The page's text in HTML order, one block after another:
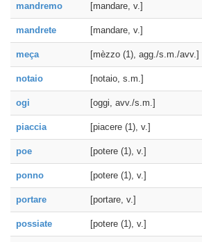
mandremo [mandare, v.]
mandrete [mandare, v.]
meça [mèzzo (1), agg./s.m./avv.]
notaio [notaio, s.m.]
ogi [oggi, avv./s.m.]
piaccia [piacere (1), v.]
poe [potere (1), v.]
ponno [potere (1), v.]
portare [portare, v.]
possiate [potere (1), v.]